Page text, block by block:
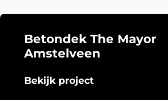
Betondek The Mayor
Amstelveen
Bekijk project